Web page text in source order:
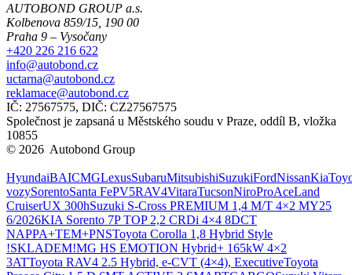
AUTOBOND GROUP a.s.
Kolbenova 859/15, 190 00
Praha 9 – Vysočany
+420 226 216 622
info@autobond.cz
uctarna@autobond.cz
reklamace@autobond.cz
IČ: 27567575, DIČ: CZ27567575
Společnost je zapsaná u Městského soudu v Praze, oddíl B, vložka
10855
© 2026 Autobond Group
HyundaiBAICMGLexusSubaruMitsubishiSuzukiFordNissanKia
vozySorentoSanta FePV5RAV4VitaraTucsonNiroProAceLand
CruiserUX 300hSuzuki S-Cross PREMIUM 1,4 M/T 4×2 MY25
6/2026KIA Sorento 7P TOP 2,2 CRDi 4×4 8DCT
NAPPA+TEM+PNSToyota Corolla 1,8 Hybrid Style
!SKLADEM!MG HS EMOTION Hybrid+ 165kW 4×2
3ATToyota RAV4 2.5 Hybrid, e-CVT (4×4), ExecutiveToyota